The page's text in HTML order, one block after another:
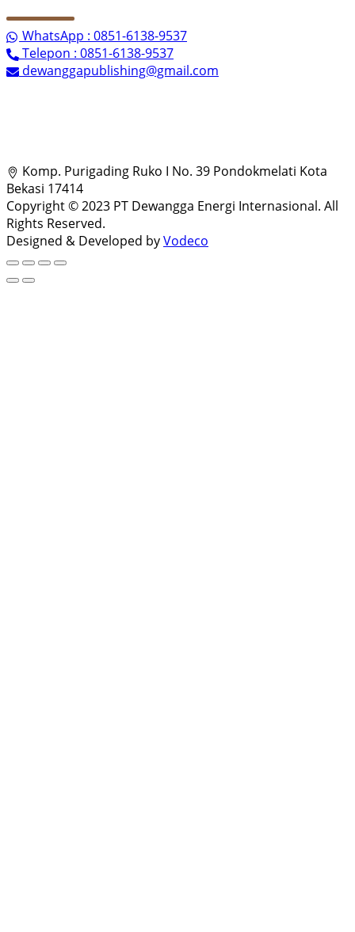
WhatsApp : 0851-6138-9537
Telepon : 0851-6138-9537
dewanggapublishing@gmail.com
Komp. Purigading Ruko I No. 39 Pondokmelati Kota
Bekasi 17414
Copyright © 2023 PT Dewangga Energi Internasional. All
Rights Reserved.
Designed & Developed byVodeco